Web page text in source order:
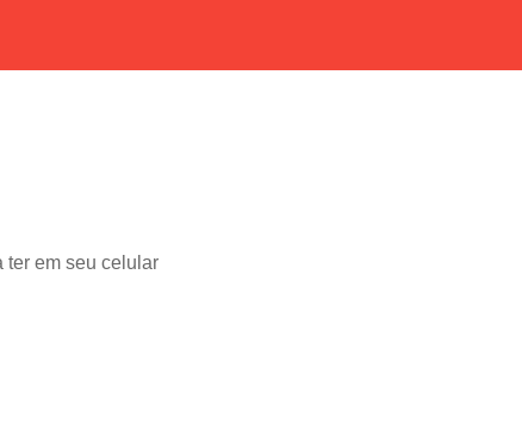
ter em seu celular